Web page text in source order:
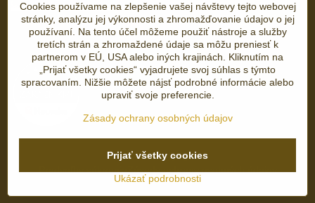
©2026Copyright
Predvoľby súkromiaZásady ochrany osobných údajov
Vytvorené pomocou:BiznisWeb.sk
Cookies používame na zlepšenie vašej návštevy tejto webovej
stránky, analýzu jej výkonnosti a zhromažďovanie údajov o jej
používaní. Na tento účel môžeme použiť nástroje a služby
tretích strán a zhromaždené údaje sa môžu preniesť k
partnerom v EÚ, USA alebo iných krajinách. Kliknutím na
„Prijať všetky cookies“ vyjadrujete svoj súhlas s týmto
spracovaním. Nižšie môžete nájsť podrobné informácie alebo
upraviť svoje preferencie.
Zásady ochrany osobných údajov
Ukázať podrobnosti
Prijať všetky cookies